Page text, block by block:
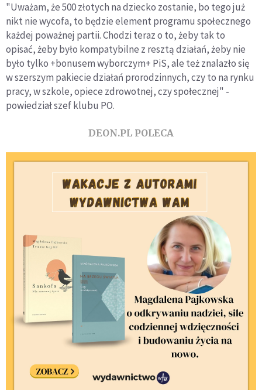
"Uważam, że 500 złotych na dziecko zostanie, bo tego już
nikt nie wycofa, to będzie element programu społecznego
każdej poważnej partii. Chodzi teraz o to, żeby tak to
opisać, żeby było kompatybilne z resztą działań, żeby nie
było tylko +bonusem wyborczym+ PiS, ale też znalazło się
w szerszym pakiecie działań prorodzinnych, czy to na rynku
pracy, w szkole, opiece zdrowotnej, czy społecznej" -
powiedział szef klubu PO.
DEON.PL POLECA